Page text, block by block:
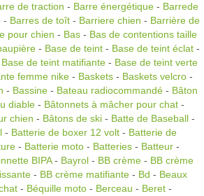
de traction - Barre énergétique - Barrede
- Barres de toît - Barriere chien - Barrière de
pour chien - Bas - Bas de contentions taille
- Base de teint - Base de teint éclat -
Base de teint matifiante - Base de teint verte
femme nike - Baskets - Baskets velcro -
- Bassine - Bateau radiocommandé - Bâton
diable - Bâtonnets à mâcher pour chat -
chien - Bâtons de ski - Batte de Baseball -
- Batterie de boxer 12 volt - Batterie de
- Batterie moto - Batteries - Batteur -
BIPA- Bayrol - BB crème - BB crème
- BB crème matifiante - Bd - Beaux
- Béquille moto - Berceau - Beret -